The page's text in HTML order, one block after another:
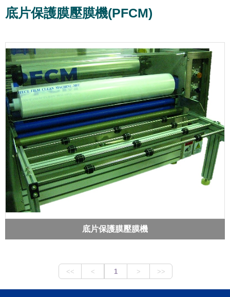
底片保護膜壓膜機(PFCM)
底片保護膜壓膜機